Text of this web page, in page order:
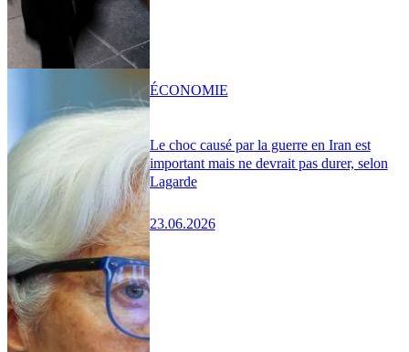
Le choc causé par la guerre en Iran est
important mais ne devrait pas durer, selon
Lagarde
23.06.2026
ÉCONOMIE